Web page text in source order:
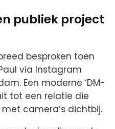
publiek project
besproken toen
via Instagram
Een moderne ‘DM-
tot een relatie die
camera’s dichtbij.